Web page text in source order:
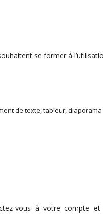
se former à
de texte, tableur,
vous à votre compte